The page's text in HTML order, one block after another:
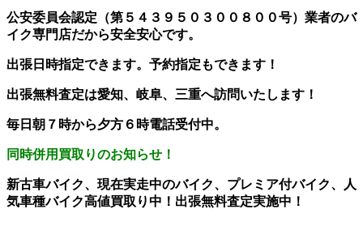
公安委員会認定（第５４３９５０３００８００号）業者のバ
イク専門店だから安全安心です。
出張日時指定できます。予約指定もできます！
出張無料査定は愛知、岐阜、三重へ訪問いたします！
毎日朝７時から夕方６時電話受付中。
同時併用買取りのお知らせ！
新古車バイク、現在実走中のバイク、プレミア付バイク、人
気車種バイク高値買取り中！出張無料査定実施中！